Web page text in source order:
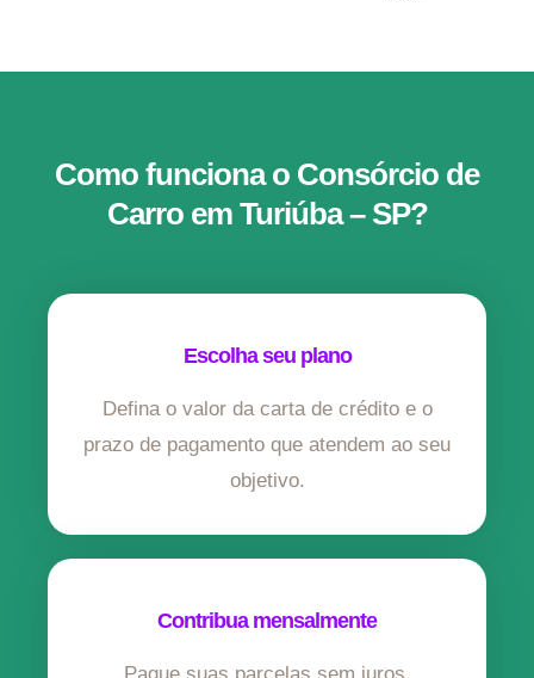
Como funciona o Consórcio de
Carro em Turiúba – SP?
Escolha seu plano
Defina o valor da carta de crédito e o
prazo de pagamento que atendem ao seu
objetivo.
Contribua mensalmente